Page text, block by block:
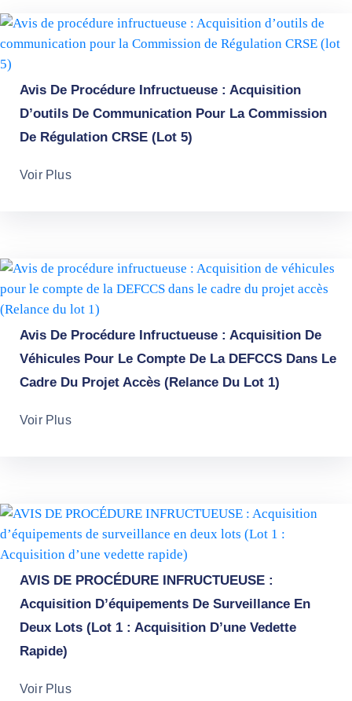
Avis De Procédure Infructueuse : Acquisition
D’outils De Communication Pour La Commission
De Régulation CRSE (lot 5)
Voir Plus
Avis De Procédure Infructueuse : Acquisition De
Véhicules Pour Le Compte De La DEFCCS Dans Le
Cadre Du Projet Accès (Relance Du Lot 1)
Voir Plus
AVIS DE PROCÉDURE INFRUCTUEUSE :
Acquisition D’équipements De Surveillance En
Deux Lots (Lot 1 : Acquisition D’une Vedette
Rapide)
Voir Plus